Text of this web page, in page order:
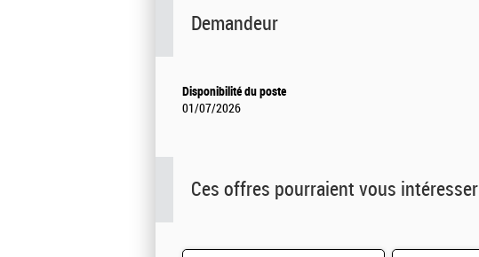
Demandeur
Disponibilité du poste
01/07/2026
Ces offres pourraient vous intéresser